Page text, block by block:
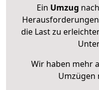
Ein Umzug
die Last zu
Wir haben mehr
Umzügen